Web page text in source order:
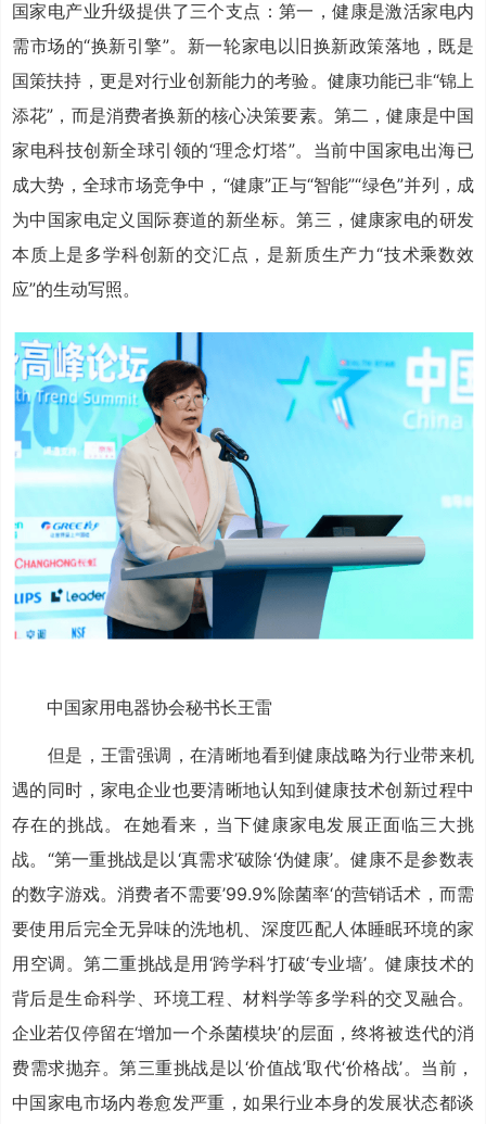
国家电产业升级提供了三个支点：第一，健康是激活家电内
需市场的“换新引擎”。新一轮家电以旧换新政策落地，既是
国策扶持，更是对行业创新能力的考验。健康功能已非“锦上
添花”，而是消费者换新的核心决策要素。第二，健康是中国
家电科技创新全球引领的“理念灯塔”。当前中国家电出海已
成大势，全球市场竞争中，“健康”正与“智能”“绿色”并列，成
为中国家电定义国际赛道的新坐标。第三，健康家电的研发
本质上是多学科创新的交汇点，是新质生产力“技术乘数效
应”的生动写照。
中国家用电器协会秘书长王雷
但是，王雷强调，在清晰地看到健康战略为行业带来机
遇的同时，家电企业也要清晰地认知到健康技术创新过程中
存在的挑战。在她看来，当下健康家电发展正面临三大挑
战。“第一重挑战是以‘真需求’破除‘伪健康’。健康不是参数表
的数字游戏。消费者不需要’99.9%除菌率‘的营销话术，而需
要使用后完全无异味的洗地机、深度匹配人体睡眠环境的家
用空调。第二重挑战是用‘跨学科’打破‘专业墙’。健康技术的
背后是生命科学、环境工程、材料学等多学科的交叉融合。
企业若仅停留在‘增加一个杀菌模块’的层面，终将被迭代的消
费需求抛弃。第三重挑战是以‘价值战’取代‘价格战’。当前，
中国家电市场内卷愈发严重，如果行业本身的发展状态都谈